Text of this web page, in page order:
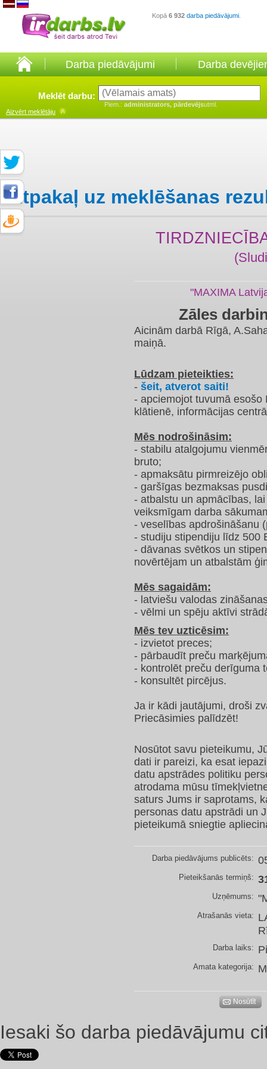
Kopā 6 932 darba piedāvājumi
Darba piedāvājumi Darba
Meklēt darbu:
Piem.: administrators, pārdevējsutml.
Aizvērt meklētāju
Atpakaļ uz meklēšanas
​"MAXIMA
Zāles
Aicinām darbā Rīgā,
maiņā.
Lūdzam pieteikties:
- šeit, atverot saiti!
- apciemojot tuvumā
klātienē, informācijas
Mēs nodrošināsim:
- stabilu atalgojumu
bruto;
- apmaksātu pirmreizējo
- garšīgas bezmaksas
- atbalstu un apmācības,
veiksmīgam darba
- veselības apdrošināšanu
- studiju stipendiju līdz 500
- dāvanas svētkos un
novērtējam un atbalstām
Mēs sagaidām:
- latviešu valodas
- vēlmi un spēju aktīvi
Mēs tev uzticēsim:
- izvietot preces;
- pārbaudīt preču
- kontrolēt preču derīguma
- konsultēt pircējus.
Ja ir kādi jautājumi, droši
Priecāsimies palīdzēt!
Nosūtot savu pieteikumu,
dati ir pareizi, ka esat
datu apstrādes politiku
atrodama mūsu
saturs Jums ir saprotams,
personas datu apstrādi un
pieteikumā sniegtie
Darba piedāvājums publicēts:
Pieteikšanās termiņš:
Uzņēmums:
Atrašanās vieta:
Darba laiks:
Amata kategorija:
Nosūtīt
Iesaki šo darba piedāvājumu